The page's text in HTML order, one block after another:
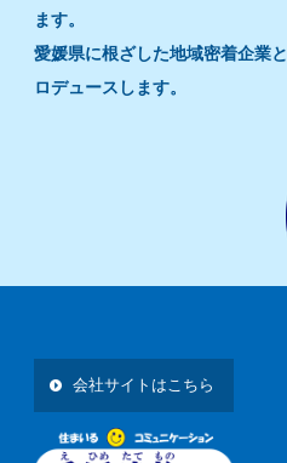
ます。
愛媛県に根ざした地域密着企業
ロデュースします。
会社サイトはこちら